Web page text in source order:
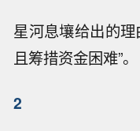
星河息壤给出的理
且筹措资金困难”。
2